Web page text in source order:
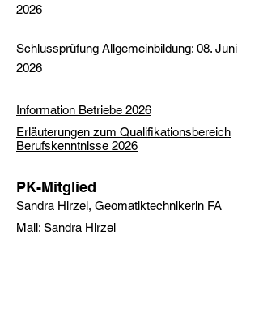
2026
Schlussprüfung Allgemeinbildung: 08. Juni
2026
Information Betriebe 2026
Erläuterungen zum Qualifikationsbereich
Berufskenntnisse 2026
PK-Mitglied
Sandra Hirzel, Geomatiktechnikerin FA
Mail: Sandra Hirzel